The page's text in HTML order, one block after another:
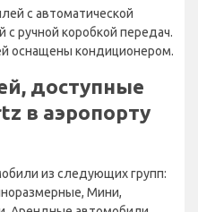
с автоматической
ручной коробкой передач.
оснащены кондиционером.
доступные
в аэропорту
из следующих групп:
Мини,